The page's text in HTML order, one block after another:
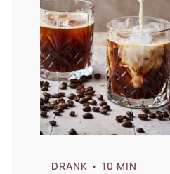
DRANK • 10 MIN